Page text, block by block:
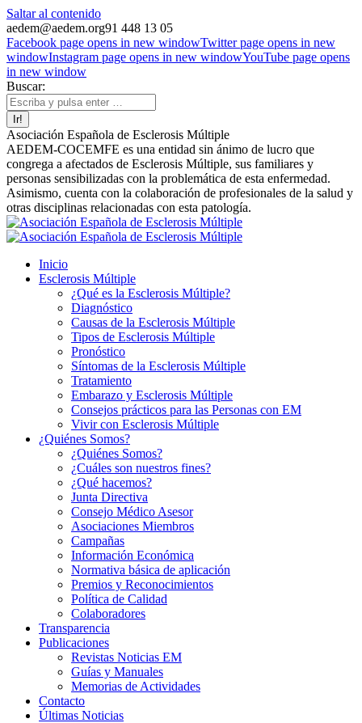
Saltar al contenido
aedem@aedem.org91 448 13 05
Facebook page opens in new windowTwitter page opens in new
windowInstagram page opens in new windowYouTube page opens
in new window
Buscar:
Asociación Española de Esclerosis Múltiple
AEDEM-COCEMFE es una entidad sin ánimo de lucro que
congrega a afectados de Esclerosis Múltiple, sus familiares y
personas sensibilizadas con la problemática de esta enfermedad.
Asimismo, cuenta con la colaboración de profesionales de la salud y
otras disciplinas relacionadas con esta patología.
Inicio
Esclerosis Múltiple
¿Qué es la Esclerosis Múltiple?
Diagnóstico
Causas de la Esclerosis Múltiple
Tipos de Esclerosis Múltiple
Pronóstico
Síntomas de la Esclerosis Múltiple
Tratamiento
Embarazo y Esclerosis Múltiple
Consejos prácticos para las Personas con EM
Vivir con Esclerosis Múltiple
¿Quiénes Somos?
¿Quiénes Somos?
¿Cuáles son nuestros fines?
¿Qué hacemos?
Junta Directiva
Consejo Médico Asesor
Asociaciones Miembros
Campañas
Información Económica
Normativa básica de aplicación
Premios y Reconocimientos
Política de Calidad
Colaboradores
Transparencia
Publicaciones
Revistas Noticias EM
Guías y Manuales
Memorias de Actividades
Contacto
Últimas Noticias